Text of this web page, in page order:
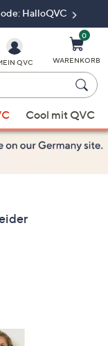
HalloQVC
QVC
0
WARENKORB
Cool mit QVC